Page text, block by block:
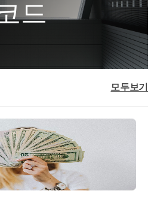
택
」 제89조 제1항 제3호를 적용
양도소득세를 감면받으려는
임대주택에 대한 임대기간의
제한법 시행령
대주택에 대한 양도소득세
임대한 후인 2022.xx.xx. A주택
2022.xx.xx. 임차인의 상속인에
22.xx월 이후 임대차계약 체결 예
취득하면서 주택의 전 소유자
대차계약을 체결하는 경우,- 당
§155의3에 따른 직전 임대차
대차계약이직전임대차계약에
부동산-1332 [부동산납세과-240
생산일자 : 2023.10.13.요지주택
택의 매도자와 임대차계약 계약
6개월 이상 임대한 경우 직전임
귀 질의의 경우, 기존 해석사례
-4083, 2022.11.02” 를 참고하시
이 ○○수수료에서 차감·정산하
입 회원에게 제공한 ‘VD배달료
매출에누리로 보아, 해당 수수
감할 수 있는지 여부3. 관련법령
세표준) ①재화 또는 용역의 공
의 과세표준은 해당 과세기간에
, 수수료, 그 밖에 어떤 명목이든
역을 공급받는 자로부터 받는
것을 포함하되, 부가가치세는
외상거래, 할부거래, 대통령령으
으로 대금의 전부 또는 일부를
의 방법으로 재화 또는 용역을
도 종종 있습니다. 이럴 경우 미
산세까지 부담합니다.이처럼
하고, 가산세까지 부과가 될 수
아두셨다가 적용하시면 될 것입
하거나 애매하시면 반드시 세
정을 하시는 것이 좋습니다.도
으로 연락을 주
력- 121,000건 이상의 세금 상담
경정청구를 통한 약 25억 이상
폼 '택슬리' 상담 및 후기 1위 (약
문가 플랫폼 '아하커넥츠' 상담
이상 상담)- 지식공유플랫폼 '아
드
모두보기